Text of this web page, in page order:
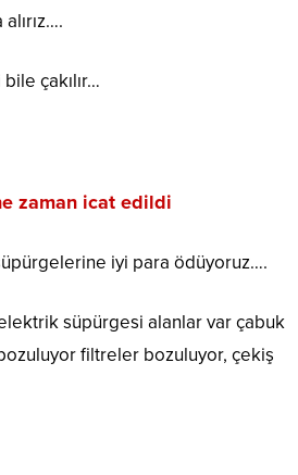
alırız….
çakılır…
zaman icat edildi
iyi para ödüyoruz….
süpürgesi alanlar var çabuk
filtreler bozuluyor, çekiş